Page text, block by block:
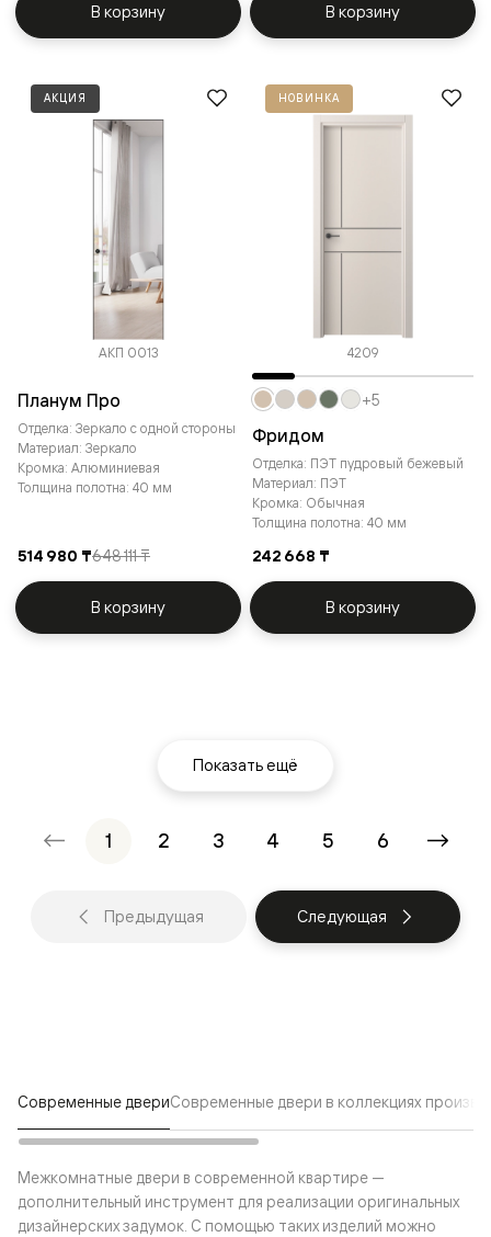
В корзину В корзину
АКЦИЯ
АКП 0013
Планум Про
Отделка: Зеркало с одной стороны
Материал: Зеркало
Кромка: Алюминиевая
Толщина полотна: 40 мм
514 980 ₸648 111 ₸
В корзину
НОВИНКА
4209
Фридом
Отделка: ПЭТ пудровый бежевый
Материал: ПЭТ
Кромка: Обычная
Толщина полотна: 40 мм
242 668 ₸
+5
В корзину
Показать ещё
1 2 3 4 5 6
Предыдущая Следующая
Современные двериСовременные двери в коллекциях
Межкомнатные двери в современной квартире —
дополнительный инструмент для реализации оригинальных
дизайнерских задумок. С помощью таких изделий можно